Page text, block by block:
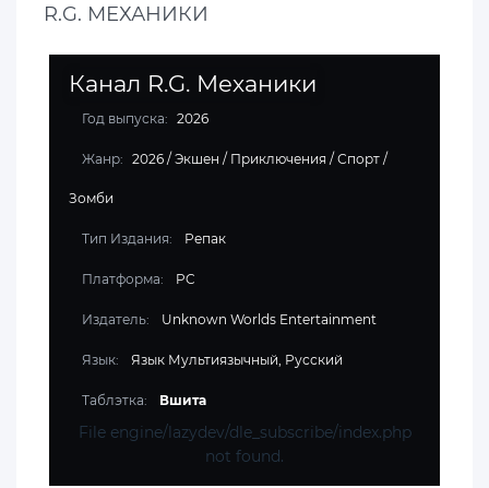
R.G. МЕХАНИКИ
Канал R.G. Механики
Год выпуска: 2026
Жанр: 2026 / Экшен / Приключения / Спорт /
Зомби
Тип Издания: Репак
Платформа: PC
Издатель: Unknown Worlds Entertainment
Язык: Язык Мультиязычный, Русский
Таблэтка: Вшита
File engine/lazydev/dle_subscribe/index.php
not found.